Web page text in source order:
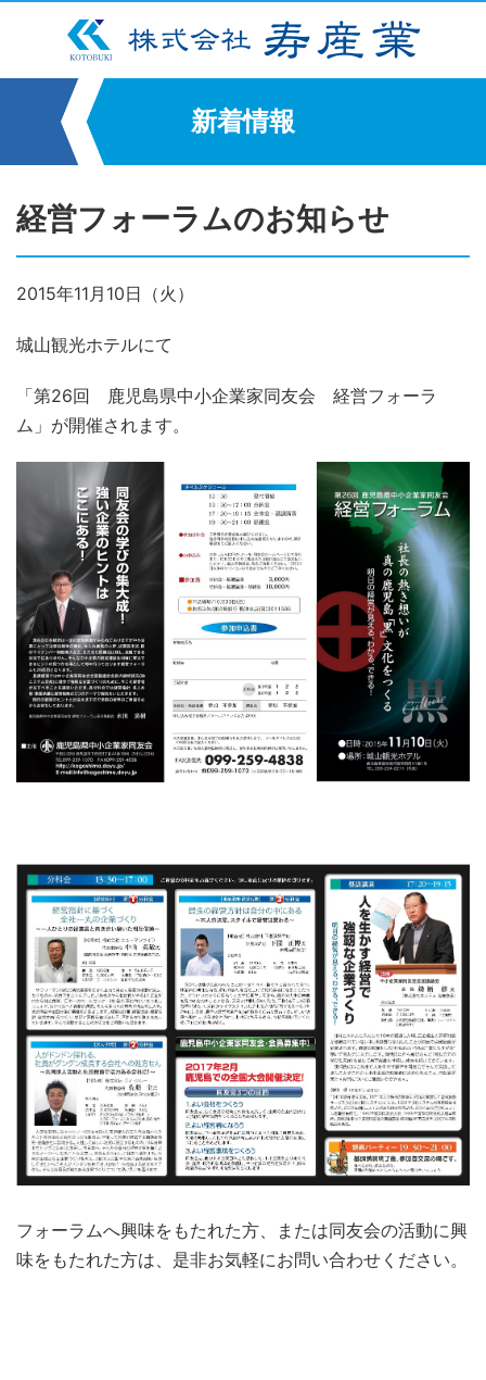
新着情報
経営フォーラムのお知らせ
2015年11月10日（火）
城山観光ホテルにて
「第26回 鹿児島県中小企業家同友会 経営フォーラ
ム」が開催されます。
フォーラムへ興味をもたれた方、または同友会の活動に興
味をもたれた方は、是非お気軽にお問い合わせください。